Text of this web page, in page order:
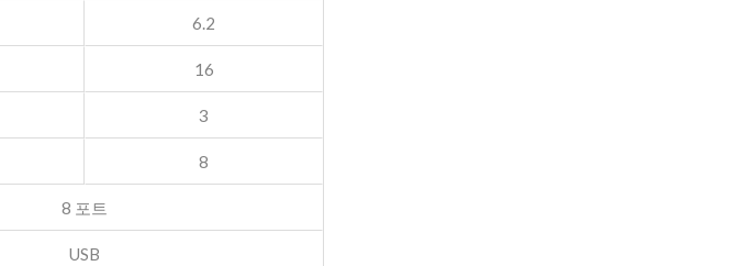
6.2
16
3
8
8 포트
USB